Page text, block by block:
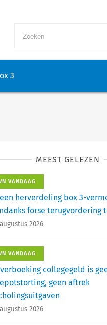
3
MEEST GELEZEN
VANDAAG
herverdeling box 3-
forse terugvordering
2026
VANDAAG
collegegeld is
geen aftrek
2026